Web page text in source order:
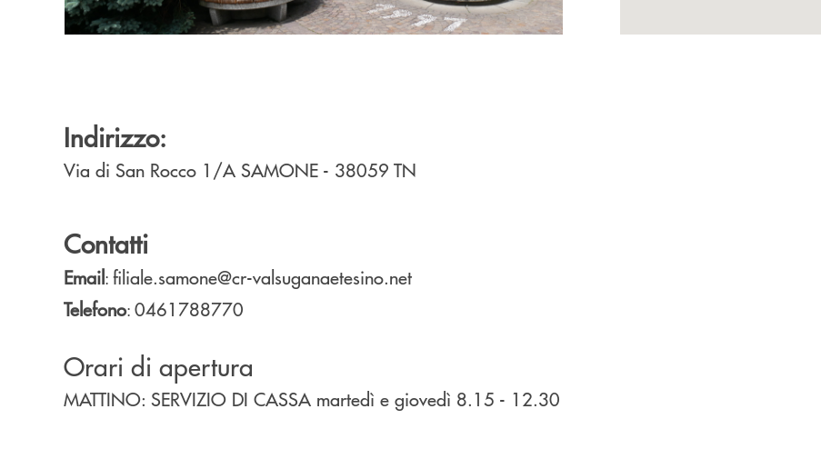
Indirizzo:
Via di San Rocco 1/A SAMONE - 38059 TN
Contatti
Email: filiale.samone@cr-valsuganaetesino.net
Telefono: 0461788770
Orari di apertura
MATTINO: SERVIZIO DI CASSA martedì e giovedì 8.15 - 12.30